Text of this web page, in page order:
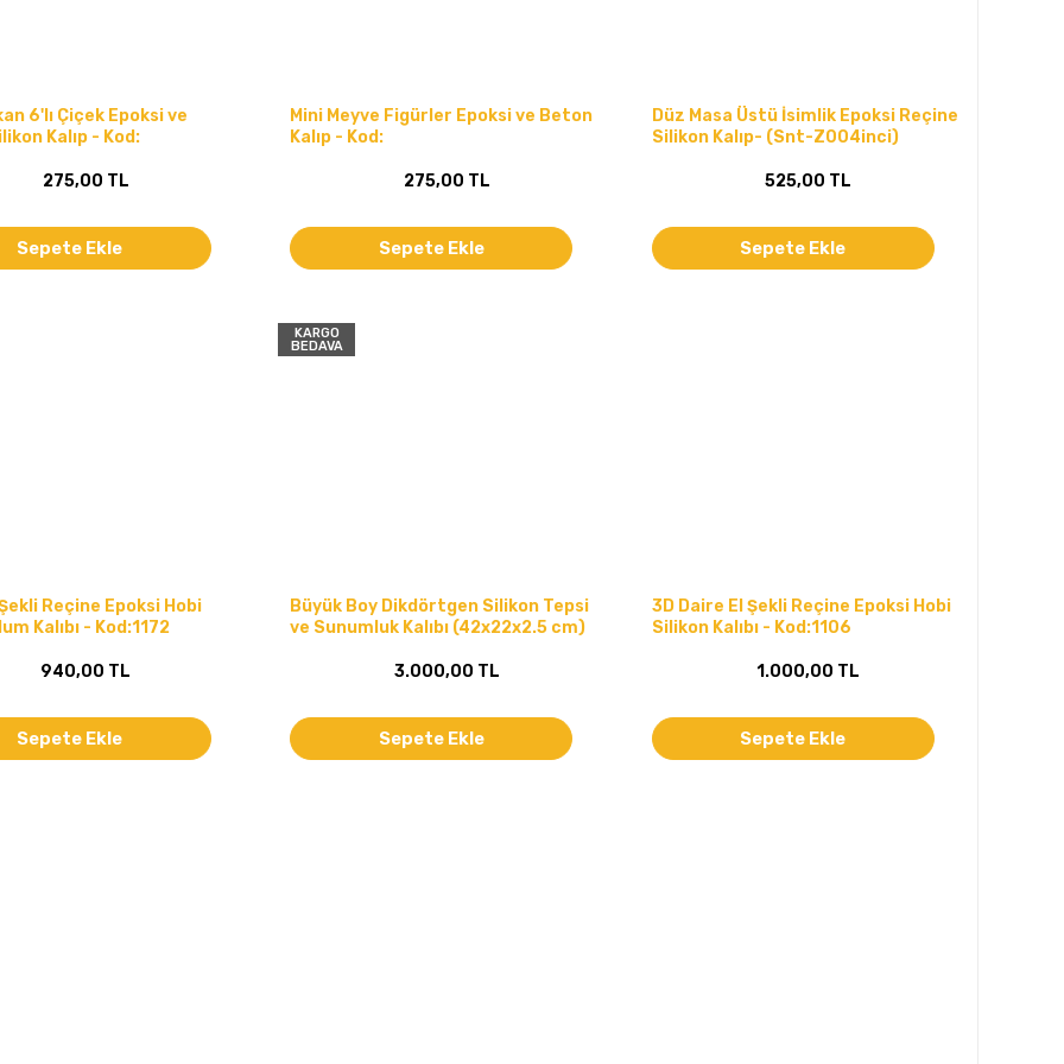
6'lı Çiçek Epoksi ve
Kalıp - Kod:
275,00 TL
Sepete Ekle
Mini Meyve Figürler Epoksi ve Beton
Kalıp - Kod:
275,00 TL
Sepete Ekle
Düz Masa Üstü İsimlik Epoksi Reçine
Silikon Kalıp- (Snt-Z004inci)
525,00 TL
Sepete Ekle
Reçine Epoksi Hobi
Kalıbı - Kod:1172
940,00 TL
Sepete Ekle
KARGO
BEDAVA
Büyük Boy Dikdörtgen Silikon Tepsi
ve Sunumluk Kalıbı (42x22x2.5 cm)
3.000,00 TL
Sepete Ekle
3D Daire El Şekli Reçine Epoksi Hobi
Silikon Kalıbı - Kod:1106
1.000,00 TL
Sepete Ekle